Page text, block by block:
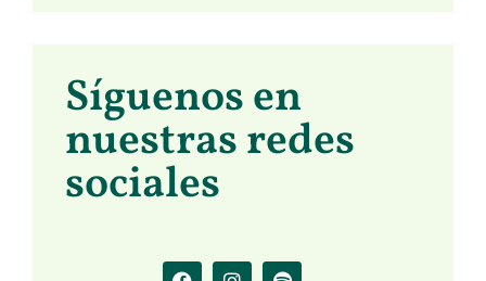
Síguenos en
nuestras redes
sociales